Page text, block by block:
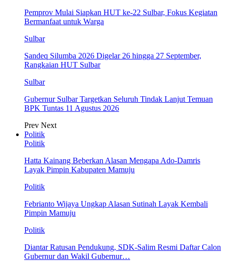
Pemprov Mulai Siapkan HUT ke-22 Sulbar, Fokus Kegiatan
Bermanfaat untuk Warga
Sulbar
Sandeq Silumba 2026 Digelar 26 hingga 27 September,
Rangkaian HUT Sulbar
Sulbar
Gubernur Sulbar Targetkan Seluruh Tindak Lanjut Temuan
BPK Tuntas 11 Agustus 2026
Prev Next
Politik
Politik
Hatta Kainang Beberkan Alasan Mengapa Ado-Damris
Layak Pimpin Kabupaten Mamuju
Politik
Febrianto Wijaya Ungkap Alasan Sutinah Layak Kembali
Pimpin Mamuju
Politik
Diantar Ratusan Pendukung, SDK-Salim Resmi Daftar Calon
Gubernur dan Wakil Gubernur…